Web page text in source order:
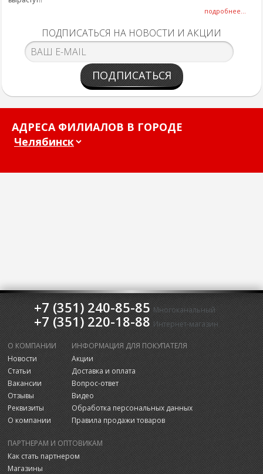
подробнее...
ПОДПИСАТЬСЯ НА НОВОСТИ И АКЦИИ
ПОДПИСАТЬСЯ
АДРЕСА ФИЛИАЛОВ В ГОРОДЕ
+7 (351) 240-85-85 Многоканальный
+7 (351) 220-18-88 Интернет-магазин
О КОМПАНИИ
Новости
Статьи
Вакансии
Отзывы
Реквизиты
О компании
ИНФОРМАЦИЯ ДЛЯ ПОКУПАТЕЛЯ
Акции
Доставка и оплата
Вопрос-ответ
Видео
Обработка персональных данных
Правила продажи товаров
ПАРТНЕРАМ И ОПТОВИКАМ
Как стать партнером
Магазины